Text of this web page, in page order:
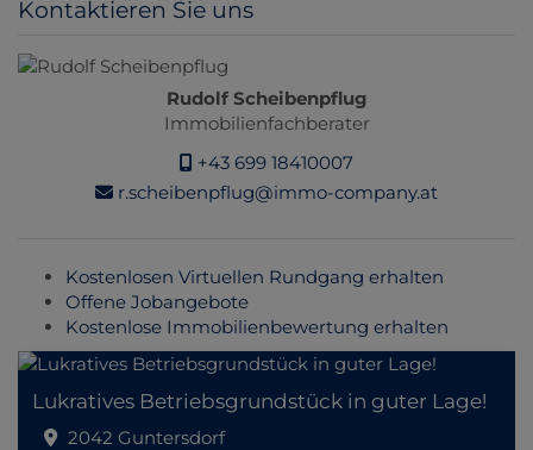
Kontaktieren Sie uns
Rudolf Scheibenpflug
Immobilienfachberater
+43 699 18410007
r.scheibenpflug@immo-company.at
Kostenlosen Virtuellen Rundgang erhalten
Offene Jobangebote
Kostenlose Immobilienbewertung erhalten
Lukratives Betriebsgrundstück in guter Lage!
2042 Guntersdorf